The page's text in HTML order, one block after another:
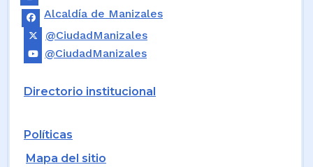
Alcaldía de Manizales
@CiudadManizales
@CiudadManizales
Directorio institucional
Políticas
Mapa del sitio